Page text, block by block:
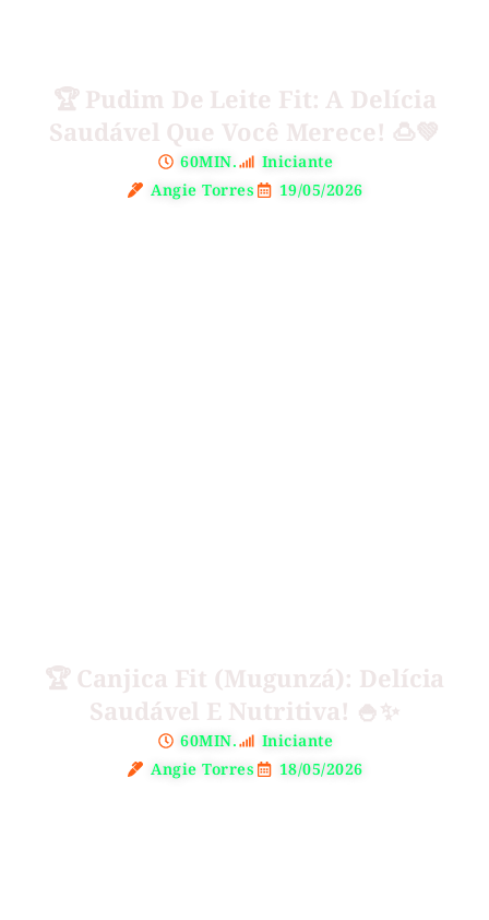
🏆 Pudim De Leite Fit: A Delícia
Saudável Que Você Merece! 🍮💚
60MIN.
Iniciante
Angie Torres
19/05/2026
🏆 Canjica Fit (Mugunzá): Delícia
Saudável E Nutritiva! 🍚✨
60MIN.
Iniciante
Angie Torres
18/05/2026